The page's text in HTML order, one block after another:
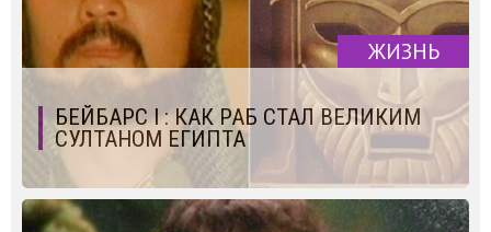
ЖИЗНЬ
БЕЙБАРС I : КАК РАБ СТАЛ ВЕЛИКИМ
СУЛТАНОМ ЕГИПТА